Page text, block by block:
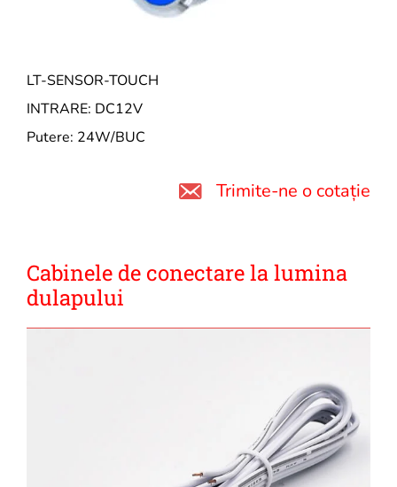
LT-SENSOR-TOUCH
INTRARE: DC12V
Putere: 24W/BUC
Trimite-ne o cotație
Cabinele de conectare la lumina
dulapului